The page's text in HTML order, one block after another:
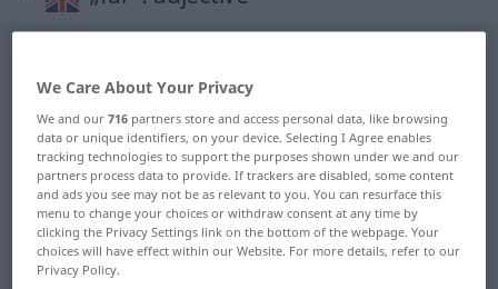
supfarthest [ˈfɑː(r)ðist];furthest
Overview of all translations
(For more details, click/tap on the translation)
fern, weit entfernt, weit, entlegen
weit entfernt
We Care About Your Privacy
We and our716 partners store and access personal data, like browsing
data or unique identifiers, on your device. Selecting I Agree enables
tracking technologies to support the purposes shown under we and our
partners process data to provide. If trackers are disabled, some content
and ads you see may not be as relevant to you. You can resurface this
menu to change your choices or withdraw consent at any time by
clicking the Privacy Settings link on the bottom of the webpage. Your
choices will have effect within our Website. For more details, refer to our
Privacy Policy.